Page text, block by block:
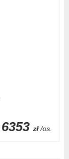
6353 zł /os.